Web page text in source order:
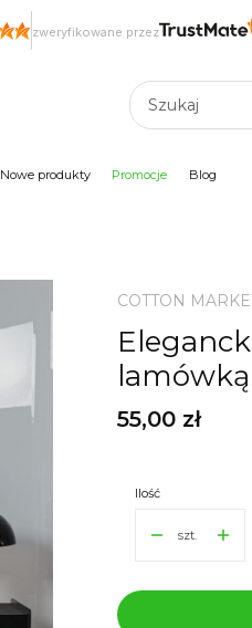
Nowe produkty Promocje Blog
COTTON
lamówką
Cena
55,00 zł
Ilość
szt.
zweryfikowane przez